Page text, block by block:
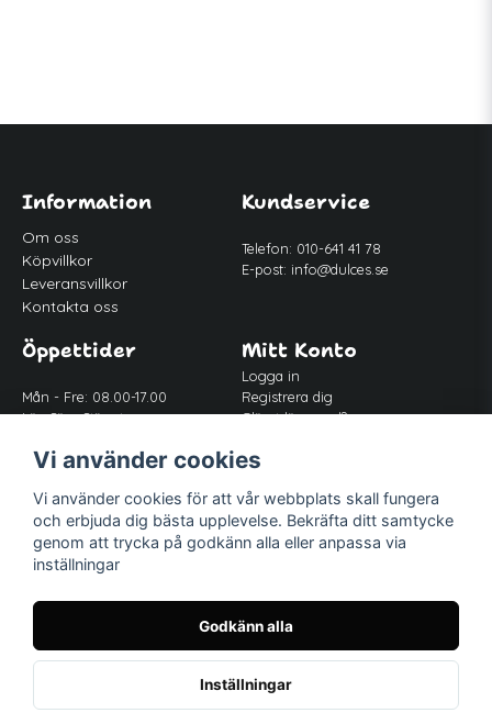
Information
Om oss
Köpvillkor
Leveransvillkor
Kontakta oss
Kundservice
Telefon: 010-641 41 78
E-post: info@dulces.se
Öppettider
Mån - Fre: 08.00-17.00
Lör-Sön: Stängt
Mitt Konto
Logga in
Registrera dig
Glömt lösenord?
Följ oss
Facebook
Instagram
Vi använder cookies
Vi använder cookies för att vår webbplats skall fungera
och erbjuda dig bästa upplevelse. Bekräfta ditt samtycke
genom att trycka på godkänn alla eller anpassa via
inställningar
Godkänn alla
Inställningar